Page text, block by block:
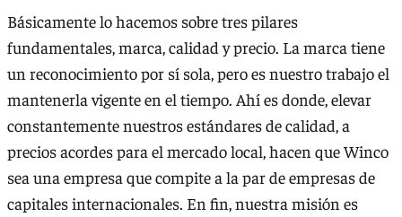
Básicamente lo hacemos sobre tres pilares
fundamentales, marca, calidad y precio. La marca tiene
un reconocimiento por sí sola, pero es nuestro trabajo el
mantenerla vigente en el tiempo. Ahí es donde, elevar
constantemente nuestros estándares de calidad, a
precios acordes para el mercado local, hacen que Winco
sea una empresa que compite a la par de empresas de
capitales internacionales. En fin, nuestra misión es